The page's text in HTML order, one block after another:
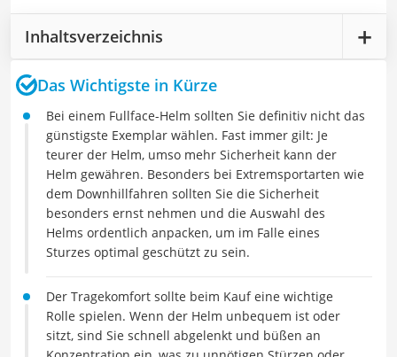
Inhaltsverzeichnis
Das Wichtigste in Kürze
Bei einem Fullface-Helm sollten Sie definitiv nicht das
günstigste Exemplar wählen. Fast immer gilt: Je
teurer der Helm, umso mehr Sicherheit kann der
Helm gewähren. Besonders bei Extremsportarten wie
dem Downhillfahren sollten Sie die Sicherheit
besonders ernst nehmen und die Auswahl des
Helms ordentlich anpacken, um im Falle eines
Sturzes optimal geschützt zu sein.
Der Tragekomfort sollte beim Kauf eine wichtige
Rolle spielen. Wenn der Helm unbequem ist oder
sitzt, sind Sie schnell abgelenkt und büßen an